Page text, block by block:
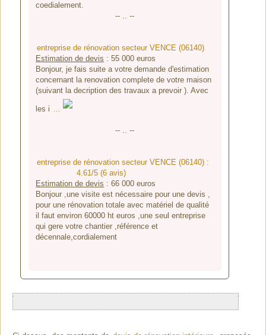
coedialement.
-- .. --
entreprise de rénovation secteur VENCE (06140)
Estimation de devis :55 000 euros
Bonjour, je fais suite a votre demande d'estimation
concernant la renovation complete de votre maison
(suivant la decription des travaux a prevoir ). Avec
les i ...
-- .. --
entreprise de rénovation secteur VENCE (06140) :
4.61/5 (6 avis)
Estimation de devis :66 000 euros
Bonjour ,une visite est nécessaire pour une devis ,
pour une rénovation totale avec matériel de qualité
il faut environ 60000 ht euros ,une seul entreprise
qui gere votre chantier ,référence et
décennale,cordialement